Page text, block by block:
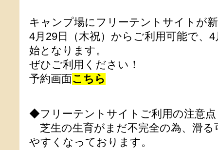
キャンプ場にフリーテントサイトが
4月29日（木祝）からご利用可能で、
始となります。
ぜひご利用ください！
予約画面こちら
◆フリーテントサイトご利用の注意点
芝生の生育がまだ不完全の為、滑る
やすくなっております。